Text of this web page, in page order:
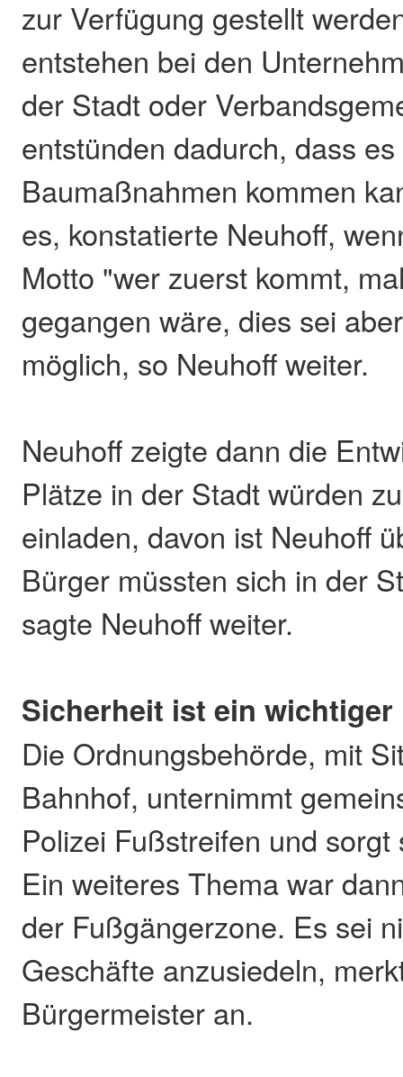
zur Verfügung gestellt
entstehen bei den
der Stadt oder
entstünden dadurch, dass
Baumaßnahmen kommen
es, konstatierte Neuhoff,
Motto "wer zuerst kommt,
gegangen wäre, dies sei
möglich, so Neuhoff weiter.
Neuhoff zeigte dann die
Plätze in der Stadt würden
einladen, davon ist Neuhoff
Bürger müssten sich in der
sagte Neuhoff weiter.
Sicherheit ist ein wichtiger
Die Ordnungsbehörde, mit
Bahnhof, unternimmt
Polizei Fußstreifen und
Ein weiteres Thema war
der Fußgängerzone. Es sei
Geschäfte anzusiedeln,
Bürgermeister an.